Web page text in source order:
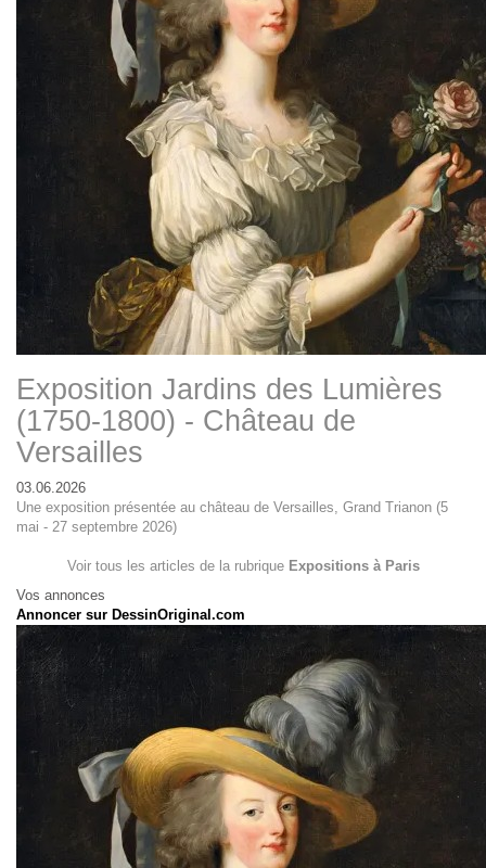
Exposition Jardins des Lumières
(1750-1800) - Château de
Versailles
03.06.2026
Une exposition présentée au château de Versailles, Grand Trianon (5
mai - 27 septembre 2026)
Voir tous les articles de la rubrique Expositions à Paris
Vos annonces
Annoncer sur DessinOriginal.com